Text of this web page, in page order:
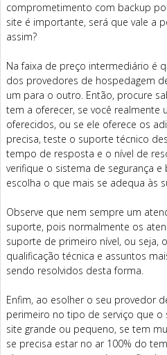
comprometimento com backup
site é importante, será que vale a
assim?
Na faixa de preço intermediário é
dos provedores de hospedagem
um para o outro. Então, procure
tem a oferecer, se você realmente
oferecidos, ou se ele oferece os
precisa, teste o suporte técnico
tempo de resposta e o nível de
verifique o sistema de segurança
escolha o que mais se adequa às
Observe que nem sempre um
suporte, pois normalmente os
suporte de primeiro nível, ou seja,
qualificação técnica e assuntos
sendo resolvidos desta forma.
Enfim, ao esolher o seu provedor
perimeiro no tipo de serviço que o
site grande ou pequeno, se tem
se precisa estar no ar 100% do